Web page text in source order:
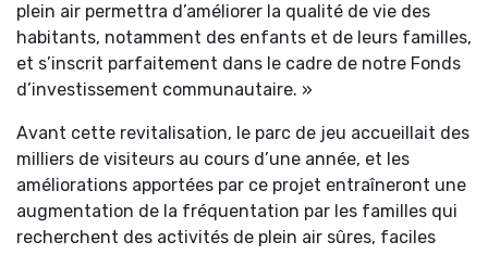
plein air permettra d’améliorer la qualité de vie des
habitants, notamment des enfants et de leurs familles,
et s’inscrit parfaitement dans le cadre de notre Fonds
d’investissement communautaire. »
Avant cette revitalisation, le parc de jeu accueillait des
milliers de visiteurs au cours d’une année, et les
améliorations apportées par ce projet entraîneront une
augmentation de la fréquentation par les familles qui
recherchent des activités de plein air sûres, faciles